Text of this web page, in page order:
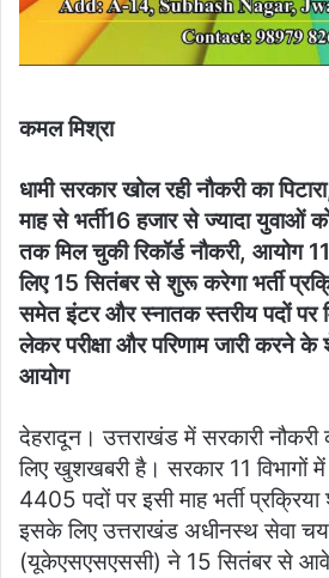
कमल मिश्रा
धामी सरकार खोल रही नौकरी का
माह से भर्ती16 हजार से ज्यादा युवाओं
तक मिल चुकी रिकॉर्ड नौकरी, आयोग 11
लिए 15 सितंबर से शुरू करेगा भर्ती
समेत इंटर और स्नातक स्तरीय पदों पर
लेकर परीक्षा और परिणाम जारी करने
आयोग
देहरादून। उत्तराखंड में सरकारी
लिए खुशखबरी है। सरकार 11 विभागों
4405 पदों पर इसी माह भर्ती
इसके लिए उत्तराखंड अधीनस्थ सेवा
(यूकेएसएसएससी) ने 15 सितंबर से